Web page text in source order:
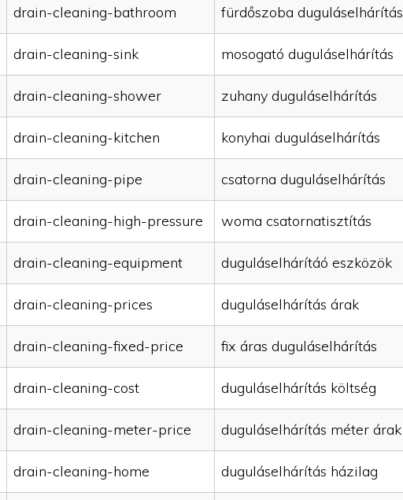
drain-cleaning-bathroom fürdőszoba duguláselhárítás
drain-cleaning-sink mosogató duguláselhárítás
drain-cleaning-shower zuhany duguláselhárítás
drain-cleaning-kitchen konyhai duguláselhárítás
drain-cleaning-pipe csatorna duguláselhárítás
drain-cleaning-high-pressure woma csatornatisztítás
drain-cleaning-equipment duguláselhárítáó eszközök
drain-cleaning-prices duguláselhárítás árak
drain-cleaning-fixed-price fix áras duguláselhárítás
drain-cleaning-cost duguláselhárítás költség
drain-cleaning-meter-price duguláselhárítás méter árak
drain-cleaning-home duguláselhárítás házilag